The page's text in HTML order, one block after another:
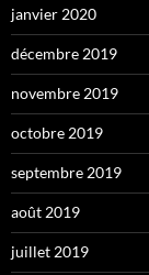
janvier 2020
décembre 2019
novembre 2019
octobre 2019
septembre 2019
août 2019
juillet 2019